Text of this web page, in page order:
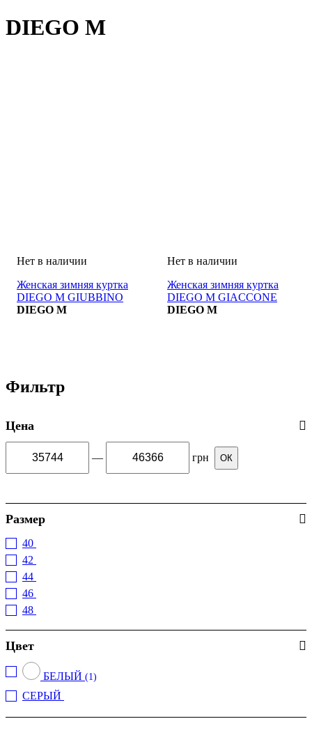
DIEGO M
Женская зимняя куртка
DIEGO M GIUBBINO
DIEGO M
Женская зимняя куртка
DIEGO M GIACCONE
DIEGO M
Фильтр
Цена
— грн ОК
Размер
40
42
44
46
48
Цвет
БЕЛЫЙ (1)
СЕРЫЙ